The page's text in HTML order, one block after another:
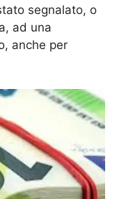
segnalato, o
ad una
anche per